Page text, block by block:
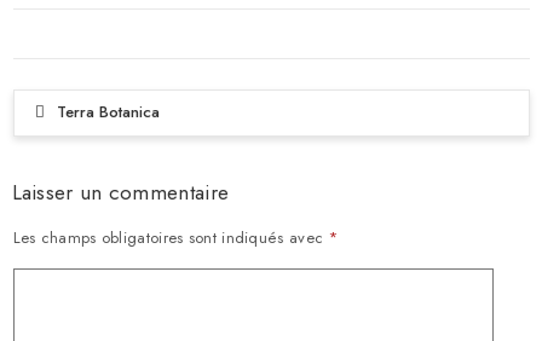
Terra Botanica
Laisser un commentaire
Les champs obligatoires sont indiqués avec *